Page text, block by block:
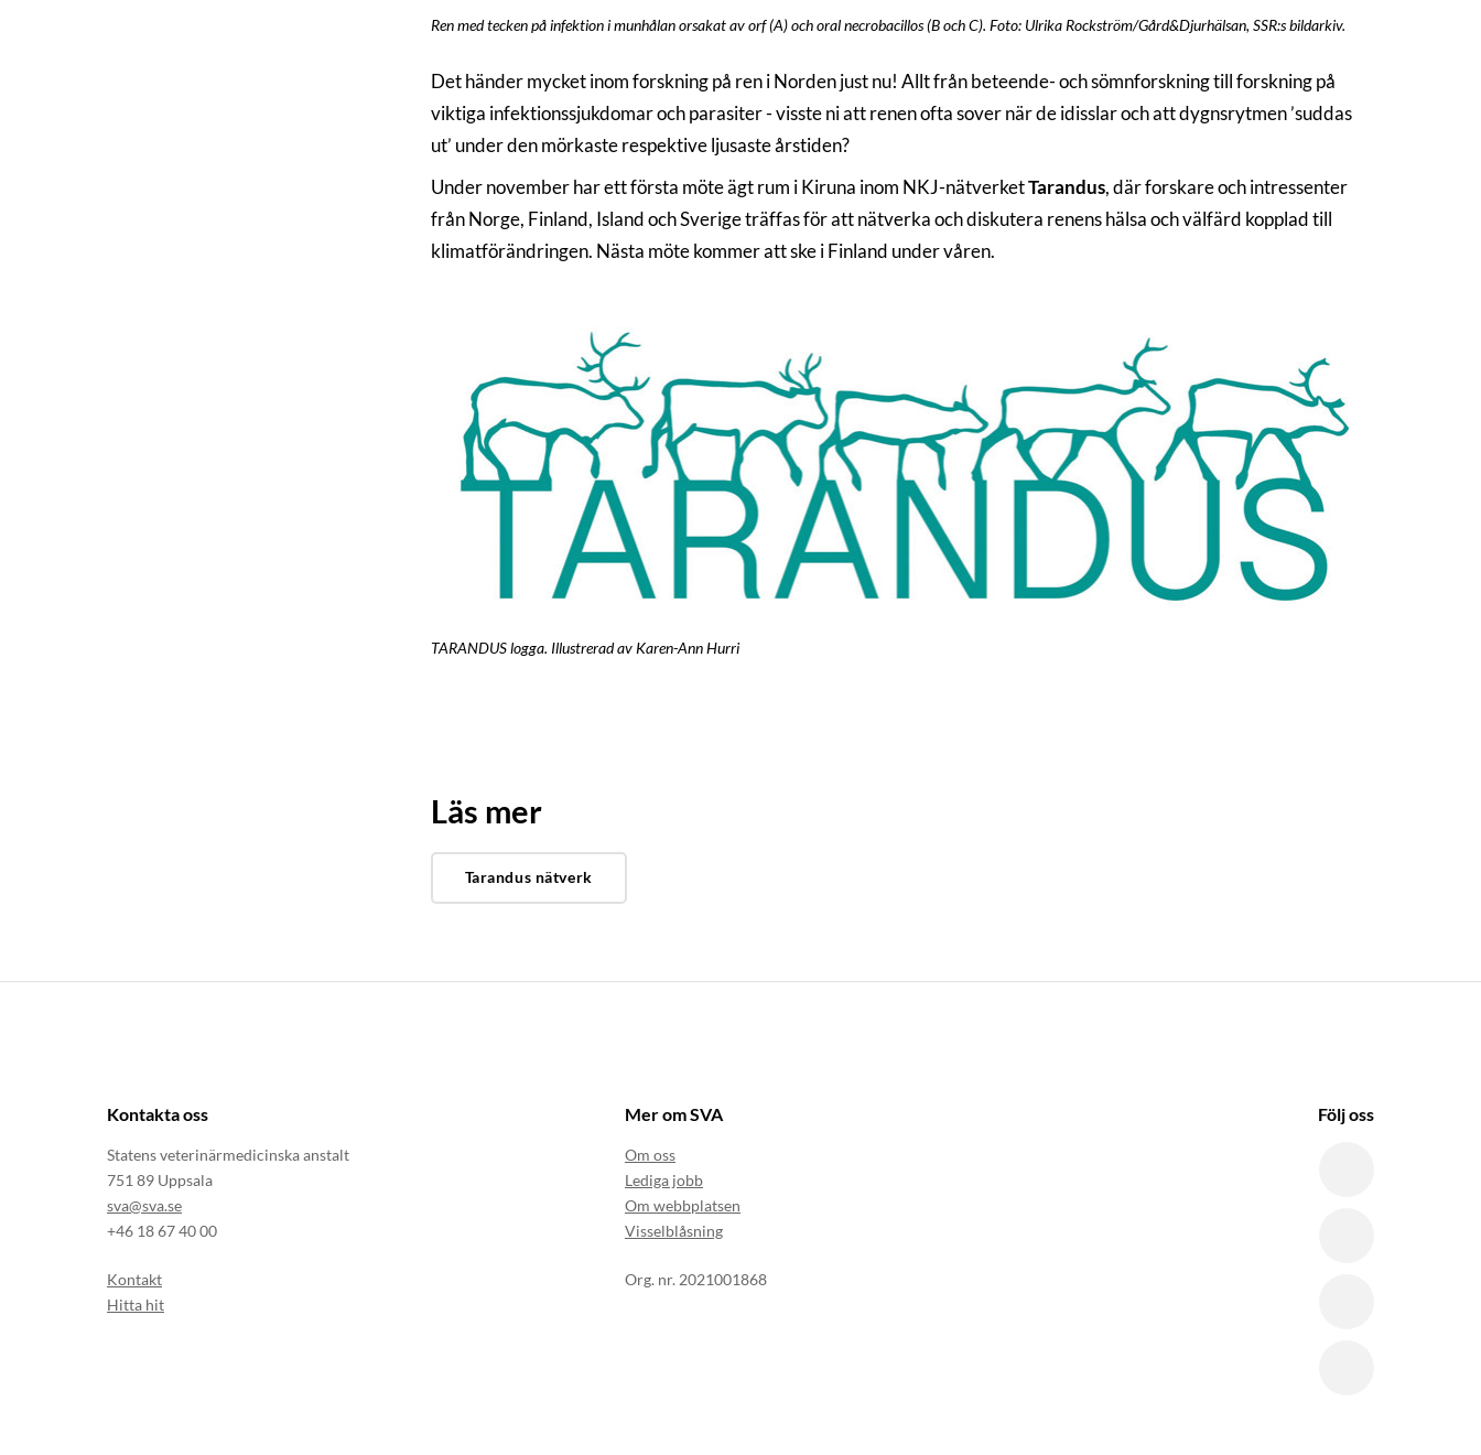
Ren med tecken på infektion i munhålan orsakat av orf (A) och oral necrobacillos (B och C). Foto: Ulrika Rockström/Gård&Djurhälsan, SSR:s bildarkiv.
Det händer mycket inom forskning på ren i Norden just nu! Allt från beteende- och sömnforskning till forskning på
viktiga infektionssjukdomar och parasiter - visste ni att renen ofta sover när de idisslar och att dygnsrytmen ’suddas
ut’ under den mörkaste respektive ljusaste årstiden?
Under november har ett första möte ägt rum i Kiruna inom NKJ-nätverketTarandus, där forskare och intressenter
från Norge, Finland, Island och Sverige träffas för att nätverka och diskutera renens hälsa och välfärd kopplad till
klimatförändringen. Nästa möte kommer att ske i Finland under våren.
TARANDUS logga. Illustrerad av Karen-Ann Hurri
Läs mer
Tarandus nätverk
Kontakta oss
Statens veterinärmedicinska anstalt
751 89 Uppsala
sva@sva.se
+46 18 67 40 00
Kontakt
Hitta hit
Mer om SVA
Om oss
Lediga jobb
Om webbplatsen
Visselblåsning
Org. nr. 2021001868
Följ oss